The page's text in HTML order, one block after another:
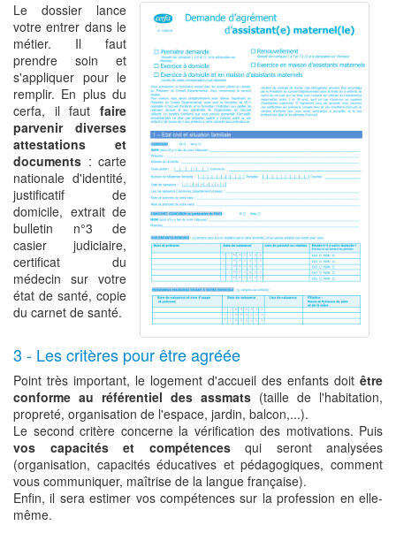
Le dossier lance
votre entrer dans le
métier. Il faut
prendre soin et
s'appliquer pour le
remplir. En plus du
cerfa, il faut faire
parvenir diverses
attestations et
documents : carte
nationale d'identité,
justificatif de
domicile, extrait de
bulletin n°3 de
casier judiciaire,
certificat du
médecin sur votre
état de santé, copie
du carnet de santé.
3 - Les critères pour être agréée
Point très important, le logement d'accueil des enfants doit être
conforme au référentiel des assmats (taille de l'habitation,
propreté, organisation de l'espace, jardin, balcon,...).
Le second critère concerne la vérification des motivations. Puis
vos capacités et compétencesqui seront analysées
(organisation, capacités éducatives et pédagogiques, comment
vous communiquer, maîtrise de la langue française).
Enfin, il sera estimer vos compétences sur la profession en elle-
même.